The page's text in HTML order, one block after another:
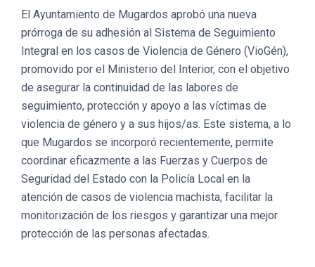
El Ayuntamiento de Mugardos aprobó una nueva
prórroga de su adhesión al Sistema de Seguimiento
Integral en los casos de Violencia de Género (VioGén),
promovido por el Ministerio del Interior, con el objetivo
de asegurar la continuidad de las labores de
seguimiento, protección y apoyo a las víctimas de
violencia de género y a sus hijos/as. Este sistema, a lo
que Mugardos se incorporó recientemente, permite
coordinar eficazmente a las Fuerzas y Cuerpos de
Seguridad del Estado con la Policía Local en la
atención de casos de violencia machista, facilitar la
monitorización de los riesgos y garantizar una mejor
protección de las personas afectadas.